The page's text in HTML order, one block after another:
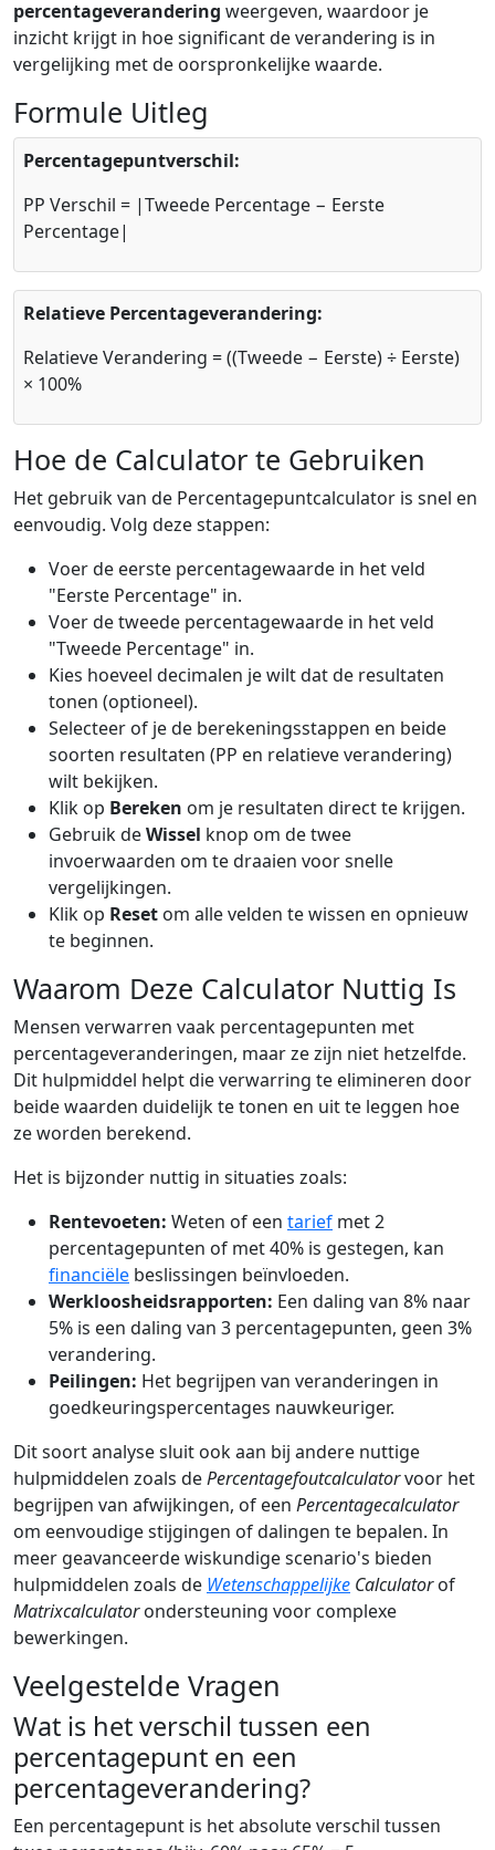
percentageverandering weergeven, waardoor je
inzicht krijgt in hoe significant de verandering is in
vergelijking met de oorspronkelijke waarde.
Formule Uitleg
Percentagepuntverschil:
PP Verschil = |Tweede Percentage − Eerste
Percentage|
Relatieve Percentageverandering:
Relatieve Verandering = ((Tweede − Eerste) ÷ Eerste)
× 100%
Hoe de Calculator te Gebruiken
Het gebruik van de Percentagepuntcalculator is snel en
eenvoudig. Volg deze stappen:
Voer de eerste percentagewaarde in het veld
"Eerste Percentage" in.
Voer de tweede percentagewaarde in het veld
"Tweede Percentage" in.
Kies hoeveel decimalen je wilt dat de resultaten
tonen (optioneel).
Selecteer of je de berekeningsstappen en beide
soorten resultaten (PP en relatieve verandering)
wilt bekijken.
Klik op Bereken om je resultaten direct te krijgen.
Gebruik deWissel knop om de twee
invoerwaarden om te draaien voor snelle
vergelijkingen.
Klik op Reset om alle velden te wissen en opnieuw
te beginnen.
Waarom Deze Calculator Nuttig Is
Mensen verwarren vaak percentagepunten met
percentageveranderingen, maar ze zijn niet hetzelfde.
Dit hulpmiddel helpt die verwarring te elimineren door
beide waarden duidelijk te tonen en uit te leggen hoe
ze worden berekend.
Het is bijzonder nuttig in situaties zoals:
Rentevoeten: Weten of een tarief met 2
percentagepunten of met 40% is gestegen, kan
financiële beslissingen beïnvloeden.
Werkloosheidsrapporten: Een daling van 8% naar
5% is een daling van 3 percentagepunten, geen 3%
verandering.
Peilingen: Het begrijpen van veranderingen in
goedkeuringspercentages nauwkeuriger.
Dit soort analyse sluit ook aan bij andere nuttige
hulpmiddelen zoals dePercentagefoutcalculatorvoor het
begrijpen van afwijkingen, of een Percentagecalculator
om eenvoudige stijgingen of dalingen te bepalen. In
meer geavanceerde wiskundige scenario's bieden
hulpmiddelen zoals de Wetenschappelijke Calculatorof
Matrixcalculatorondersteuning voor complexe
bewerkingen.
Veelgestelde Vragen
Wat is het verschil tussen een
percentagepunt en een
percentageverandering?
Een percentagepunt is het absolute verschil tussen